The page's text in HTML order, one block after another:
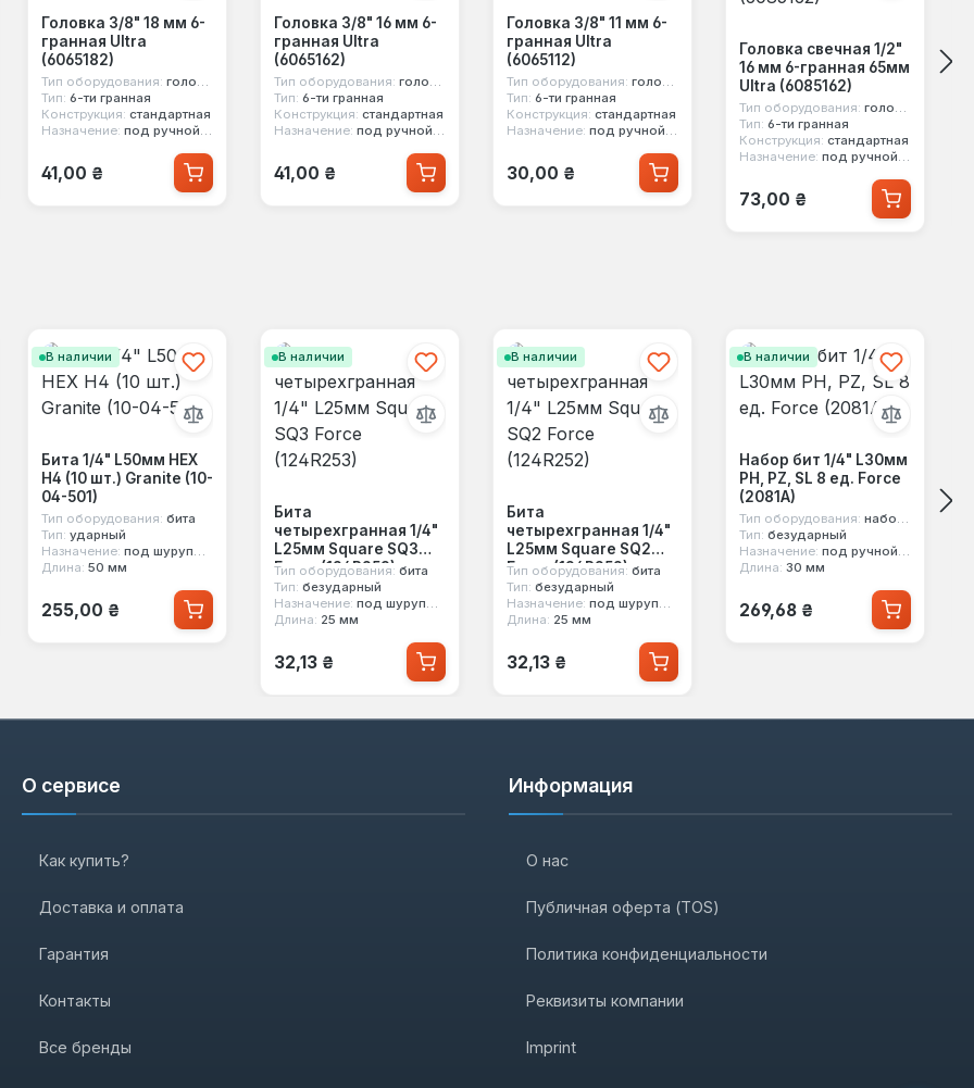
Головка 3/8" 18 мм 6-
гранная Ultra
(6065182)
Тип оборудования: головка стандартная
Тип: 6-ти гранная
Конструкция: стандартная
Назначение: под ручной инструмент
Обычная цена:
41,00 ₴
Головка 3/8" 16 мм 6-
гранная Ultra
(6065162)
Тип оборудования: головка стандартная
Тип: 6-ти гранная
Конструкция: стандартная
Назначение: под ручной инструмент
Обычная цена:
41,00 ₴
Головка 3/8" 11 мм 6-
гранная Ultra
(6065112)
Тип оборудования: головка стандартная
Тип: 6-ти гранная
Конструкция: стандартная
Назначение: под ручной инструмент
Обычная цена:
30,00 ₴
Головка свечная 1/2"
16 мм 6-гранная 65мм
Ultra (6085162)
Тип оборудования: головка свечная
Тип: 6-ти гранная
Конструкция: стандартная
Назначение: под ручной инструмент
Обычная цена:
73,00 ₴
В наличии
Бита 1/4" L50мм HEX
Н4 (10 шт.) Granite (10-
04-501)
Тип оборудования: бита
Тип: ударный
Назначение: под шуруповерт, под ручной инструмент
Длина: 50 мм
Обычная цена:
255,00 ₴
В наличии
Бита
четырехгранная 1/4"
L25мм Square SQ3
Force (124R253)
Тип оборудования: бита
Тип: безударный
Назначение: под шуруповерт
Длина: 25 мм
Обычная цена:
32,13 ₴
В наличии
Бита
четырехгранная 1/4"
L25мм Square SQ2
Force (124R252)
Тип оборудования: бита
Тип: безударный
Назначение: под шуруповерт
Длина: 25 мм
Обычная цена:
32,13 ₴
В наличии
Набор бит 1/4" L30мм
PH, PZ, SL 8 ед. Force
(2081A)
Тип оборудования: набор бит
Тип: безударный
Назначение: под ручной инструмент
Длина: 30 мм
Обычная цена:
269,68 ₴
О сервисе
Как купить?
Доставка и оплата
Гарантия
Контакты
Все бренды
Информация
О нас
Публичная оферта (TOS)
Политика конфиденциальности
Реквизиты компании
Imprint